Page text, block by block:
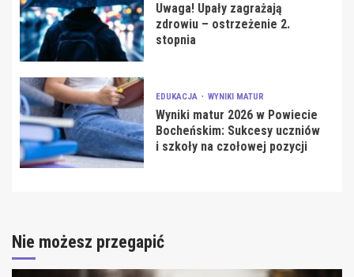
Uwaga! Upały zagrażają
zdrowiu – ostrzeżenie 2.
stopnia
EDUKACJA WYNIKI MATUR
Wyniki matur 2026 w Powiecie
Bocheńskim: Sukcesy uczniów
i szkoły na czołowej pozycji
Nie możesz przegapić